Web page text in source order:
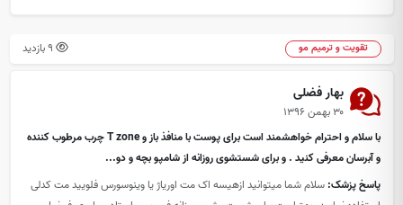
تقویت و ترمیم مو
بهار فضلی
۳۰ بهمن ۱۳۹۶
با سلام و احترام خواهشمند است برای پوست با منافذ باز و T zone چرب مرطوب کننده
و آبرسان معرفی کنید . و برای شستشوی روزانه از شامپو بچه و دو...
پاسخ پزشک: سلام شما میتوانید ازهیسه اک مت اوریاژ یا وینوسورس فلویید مت کدلی